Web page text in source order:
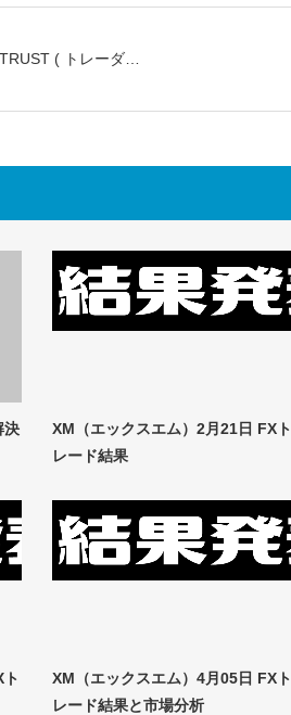
( トレーダ…
決
XM（エックスエム）2月21日 FXト
レード結果
XM（エックスエム）4月05日 FXト
レード結果と市場分析